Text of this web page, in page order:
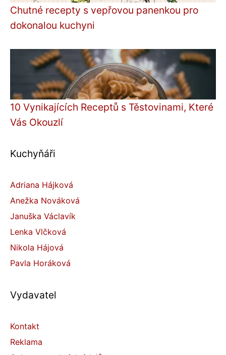
Chutné recepty s vepřovou panenkou pro
dokonalou kuchyni
10 Vynikajících Receptů s Těstovinami, Které
Vás Okouzlí
Kuchyňáři
Adriana Hájková
Anežka Nováková
Januška Václavík
Lenka Vlčková
Nikola Hájová
Pavla Horáková
Vydavatel
Kontakt
Reklama